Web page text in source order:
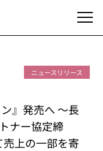
ニュースリリース
』発売へ ～長
ナー協定締
上の一部を寄